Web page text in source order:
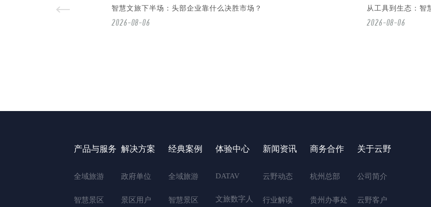
智慧文旅下半场：头部企业靠什么决胜市场？
2026-08-06
从工具到生态：智
2026-08-06
产品与服务 解决方案 经典案例 体验中心 新闻资讯 商务合作 关于云野
全域旅游
智慧景区
政府单位
景区用户
全域旅游
智慧景区
DATAV
文旅数字人
云野动态
行业解读
杭州总部
贵州办事处
公司简介
云野客户